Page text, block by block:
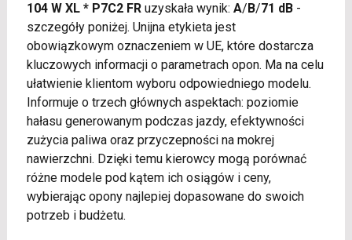
104 W XL * P7C2 FRuzyskała wynik: A/B/71 dB-
szczegóły poniżej. Unijna etykieta jest
obowiązkowym oznaczeniem w UE, które dostarcza
kluczowych informacji o parametrach opon. Ma na celu
ułatwienie klientom wyboru odpowiedniego modelu.
Informuje o trzech głównych aspektach: poziomie
hałasu generowanym podczas jazdy, efektywności
zużycia paliwa oraz przyczepności na mokrej
nawierzchni. Dzięki temu kierowcy mogą porównać
różne modele pod kątem ich osiągów i ceny,
wybierając opony najlepiej dopasowane do swoich
potrzeb i budżetu.